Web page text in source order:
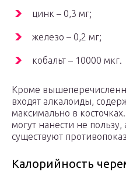
цинк – 0,3 мг;
железо – 0,2 мг;
кобальт – 10000 мкг.
Кроме
входят алкалоиды,
максимально в
могут нанести не
существуют
Калорийность